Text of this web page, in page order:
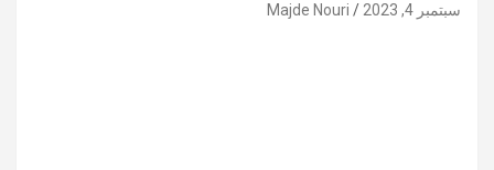
سبتمبر 4, 2023 Majde Nouri